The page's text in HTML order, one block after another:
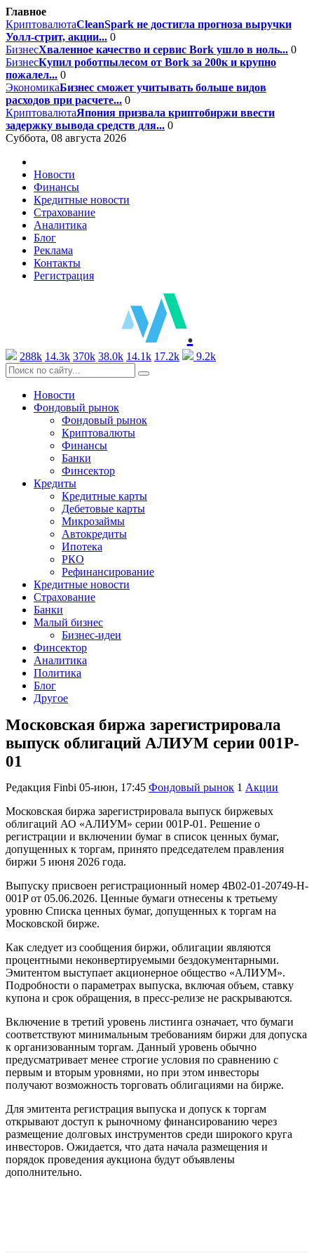
Главное
КриптовалютаCleanSpark не достигла прогноза выручки
Уолл-стрит, акции... 0
БизнесХваленное качество и сервис Bork ушло в ноль... 0
БизнесКупил роботпылесом от Bork за 200к и крупно
пожалел... 0
ЭкономикаБизнес сможет учитывать больше видов
расходов при расчете... 0
КриптовалютаЯпония призвала криптобиржи ввести
задержку вывода средств для... 0
Суббота, 08 августа 2026
Новости
Финансы
Кредитные новости
Страхование
Аналитика
Блог
Реклама
Контакты
Регистрация
.
288k 14.3k 370k 38.0k 14.1k 17.2k 9.2k
Новости
Фондовый рынок
Фондовый рынок
Криптовалюты
Финансы
Банки
Финсектор
Кредиты
Кредитные карты
Дебетовые карты
Микрозаймы
Автокредиты
Ипотека
РКО
Рефинансирование
Кредитные новости
Страхование
Банки
Малый бизнес
Бизнес-идеи
Финсектор
Аналитика
Политика
Блог
Другое
Московская биржа зарегистрировала
выпуск облигаций АЛИУМ серии 001P-
01
Редакция Finbi 05-июн, 17:45 Фондовый рынок 1 Акции
Московская биржа зарегистрировала выпуск биржевых
облигаций АО «АЛИУМ» серии 001P-01. Решение о
регистрации и включении бумаг в список ценных бумаг,
допущенных к торгам, принято председателем правления
биржи 5 июня 2026 года.
Выпуску присвоен регистрационный номер 4B02-01-20749-H-
001P от 05.06.2026. Ценные бумаги отнесены к третьему
уровню Списка ценных бумаг, допущенных к торгам на
Московской бирже.
Как следует из сообщения биржи, облигации являются
процентными неконвертируемыми бездокументарными.
Эмитентом выступает акционерное общество «АЛИУМ».
Подробности о параметрах выпуска, включая объем, ставку
купона и срок обращения, в пресс-релизе не раскрываются.
Включение в третий уровень листинга означает, что бумаги
соответствуют минимальным требованиям биржи для допуска
к организованным торгам. Данный уровень обычно
предусматривает менее строгие условия по сравнению с
первым и вторым уровнями, но при этом инвесторы
получают возможность торговать облигациями на бирже.
Для эмитента регистрация выпуска и допуск к торгам
открывают доступ к рыночному финансированию через
размещение долговых инструментов среди широкого круга
инвесторов. Ожидается, что дата начала размещения и
порядок проведения аукциона будут объявлены
дополнительно.